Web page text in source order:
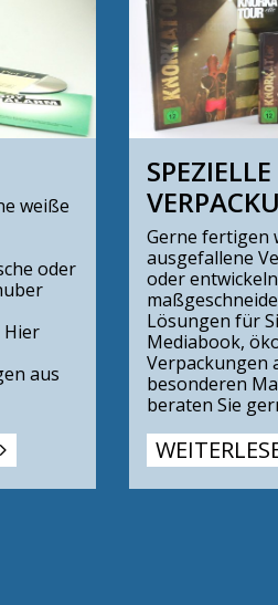
weiße
oder
Hier
aus
SPEZIELLE
Gerne fertigen
ausgefallene
oder entwickeln
Lösungen für
Mediabook,
Verpackungen
besonderen
beraten Sie